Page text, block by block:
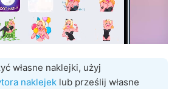
własne naklejki, użyj
naklejek lub prześlij własne